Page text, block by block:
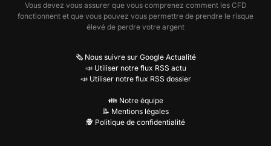
Vous devez vous assurer que vous comprenez comment les CFD
fonctionnent et que vous pouvez vous permettre de prendre le risque
élevé de perdre votre argent
🗞️ Nous suivre sur Google Actualité
📣 Utiliser notre flux RSS actu
📣 Utiliser notre flux RSS dossier
👪 Notre équipe
📝 Mentions légales
🕵️ Politique de confidentialité